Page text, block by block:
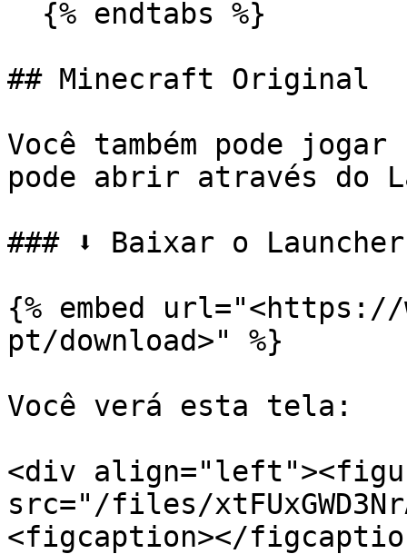
## Minecraft Original
Você também pode
pode abrir através do
### ⬇️ Baixar o Launcher
{% embed
pt/download>" %}
Você verá esta tela:
<div
src="/files/
<figcaption></